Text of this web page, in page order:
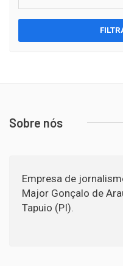
Sobre nós
Empresa de
Major Gonçalo de
Tapuio (PI).